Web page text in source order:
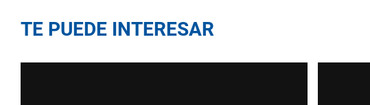
TE PUEDE INTERESAR